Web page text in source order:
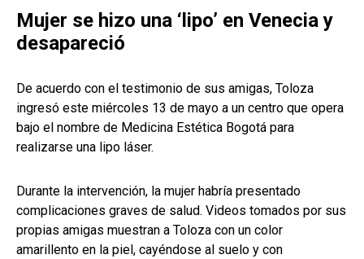
Mujer se hizo una ‘lipo’ en Venecia y
desapareció
De acuerdo con el testimonio de sus amigas, Toloza
ingresó este miércoles 13 de mayo a un centro que opera
bajo el nombre de Medicina Estética Bogotá para
realizarse una lipo láser.
Durante la intervención, la mujer habría presentado
complicaciones graves de salud. Videos tomados por sus
propias amigas muestran a Toloza con un color
amarillento en la piel, cayéndose al suelo y con